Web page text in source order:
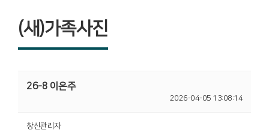
(새)가족사진
26-8 이은주
2026-04-05 13:08:14
창신관리자